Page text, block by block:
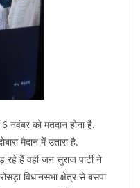
नवंबर को मतदान होना है.
मैदान में उतारा है.
हैं वही जन सुराज पार्टी ने
विधानसभा क्षेत्र से बसपा